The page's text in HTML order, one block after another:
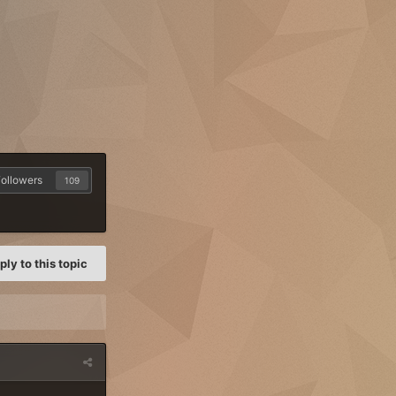
109
to this topic